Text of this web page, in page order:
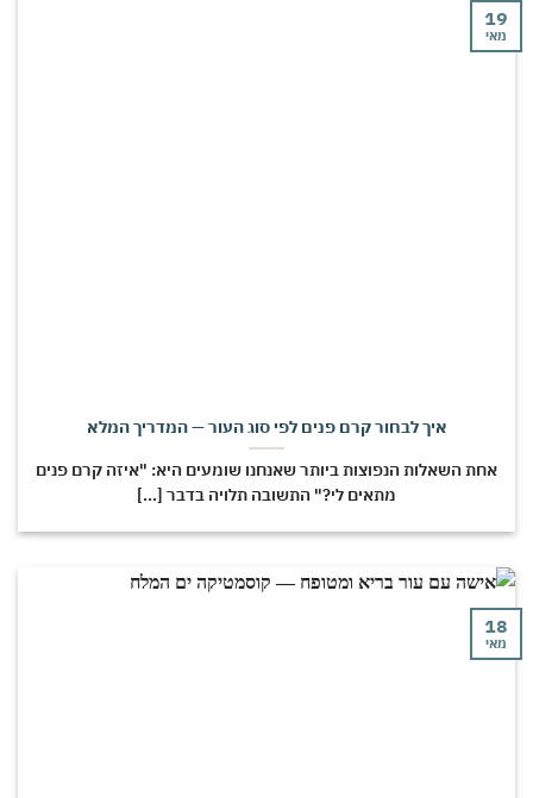
איך לבחור קרם פנים לפי סוג העור — המדריך המלא
אחת השאלות הנפוצות ביותר שאנחנו שומעים היא: "איזה קרם פנים
מתאים לי?" התשובה תלויה בדבר [...]